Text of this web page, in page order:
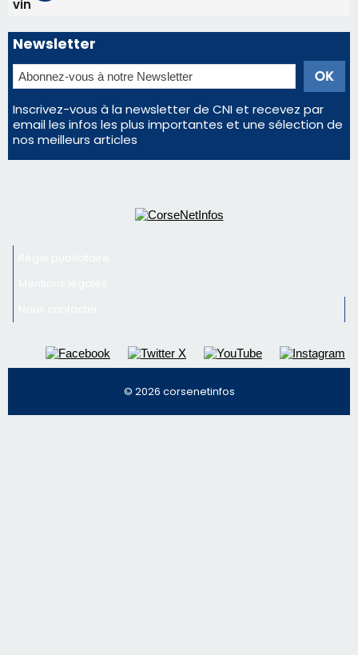
Régie publicitaire
Mentions légales
Nous contacter